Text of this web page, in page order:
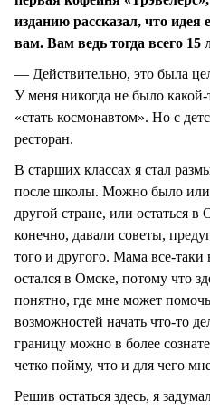
изданию рассказал, что
вам. Вам ведь тогда всего 15
— Действительно, это была
У меня никогда не было
«стать космонавтом». Но с
ресторан.
В старших классах я стал
после школы. Можно было или
другой стране, или остаться
конечно, давали советы,
того и другого. Мама все-таки
остался в Омске, потому что
понятно, где мне может
возможностей начать что-то
границу можно в более
четко пойму, что и для чего
Решив остаться здесь, я